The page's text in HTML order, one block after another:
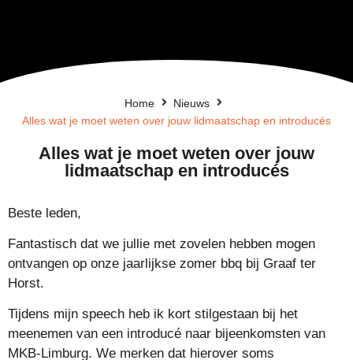
Home
Nieuws
Alles wat je moet weten over jouw lidmaatschap en introducés
Alles wat je moet weten over jouw
lidmaatschap en introducés
Beste leden,
Fantastisch dat we jullie met zovelen hebben mogen
ontvangen op onze jaarlijkse zomer bbq bij Graaf ter
Horst.
Tijdens mijn speech heb ik kort stilgestaan bij het
meenemen van een introducé naar bijeenkomsten van
MKB-Limburg. We merken dat hierover soms